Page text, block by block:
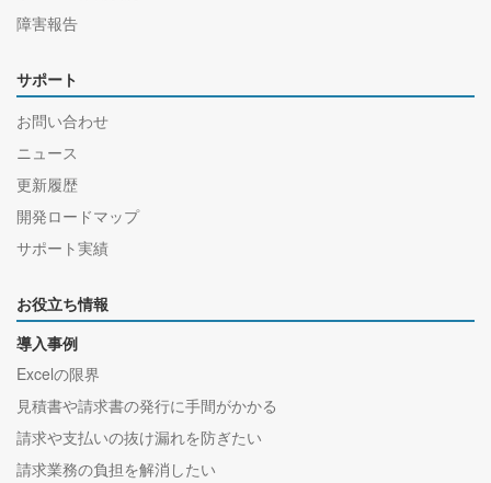
障害報告
サポート
お問い合わせ
ニュース
更新履歴
開発ロードマップ
サポート実績
お役立ち情報
導入事例
Excelの限界
見積書や請求書の発行に手間がかかる
請求や支払いの抜け漏れを防ぎたい
請求業務の負担を解消したい